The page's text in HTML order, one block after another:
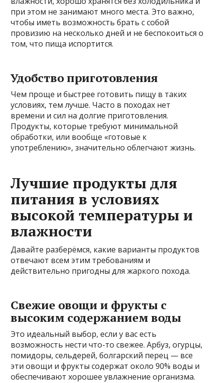
при этом не занимают много места. Это важно,
чтобы иметь возможность брать с собой
провизию на несколько дней и не беспокоиться о
том, что пища испортится.
Удобство приготовления
Чем проще и быстрее готовить пищу в таких
условиях, тем лучше. Часто в походах нет
времени и сил на долгие приготовления.
Продукты, которые требуют минимальной
обработки, или вообще «готовые к
употреблению», значительно облегчают жизнь.
Лучшие продукты для
питания в условиях
высокой температуры и
влажности
Давайте разберёмся, какие варианты продуктов
отвечают всем этим требованиям и
действительно пригодны для жаркого похода.
Свежие овощи и фрукты с
высоким содержанием воды
Это идеальный выбор, если у вас есть
возможность нести что-то свежее. Арбуз, огурцы,
помидоры, сельдерей, болгарский перец — все
эти овощи и фрукты содержат около 90% воды и
обеспечивают хорошее увлажнение организма.